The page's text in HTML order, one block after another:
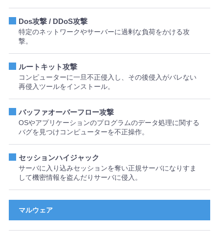
Dos攻撃 / DDoS攻撃
特定のネットワークやサーバーに過剰な負荷をかける攻
撃。
ルートキット攻撃
コンピューターに一旦不正侵入し、その後侵入がバレない
再侵入ツールをインストール。
バッファオーバーフロー攻撃
OSやアプリケーションのプログラムのデータ処理に関する
バグを見つけコンピューターを不正操作。
セッションハイジャック
サーバに入り込みセッションを奪い正規サーバになりすま
して機密情報を盗んだりサーバに侵入。
マルウェア